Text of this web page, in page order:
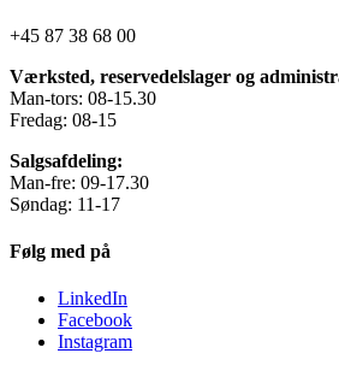
+45 87 38 68 00
Værksted, reservedelslager og
Man-tors: 08-15.30
Fredag: 08-15
Salgsafdeling:
Man-fre: 09-17.30
Søndag: 11-17
Følg med på
LinkedIn
Facebook
Instagram